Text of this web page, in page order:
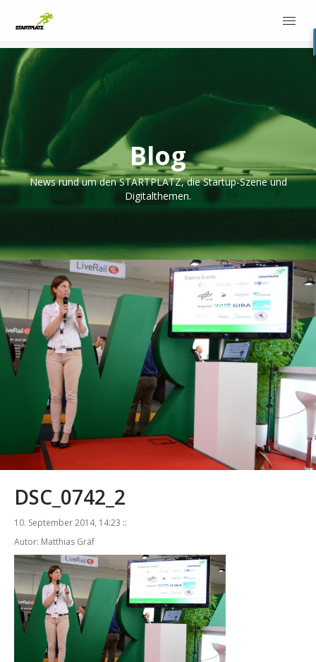
Blog
News rund um den STARTPLATZ, die Startup-Szene und
Digitalthemen.
DSC_0742_2
10. September 2014, 14:23 ::
Autor: Matthias Gräf